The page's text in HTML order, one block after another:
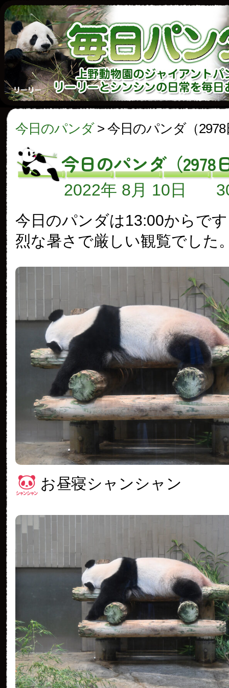
今日のパンダ> 今日のパンダ（2978
今日のパンダ（2978
2022年 8月 10日
今日のパンダは13:00からで
烈な暑さで厳しい観覧でした
お昼寝シャンシャン